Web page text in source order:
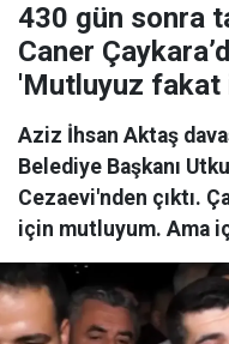
430 gün sonra
Caner
'Mutluyuz fakat
Aziz İhsan Aktaş
Belediye Başkanı
Cezaevi'nden çıktı.
için mutluyum. Ama